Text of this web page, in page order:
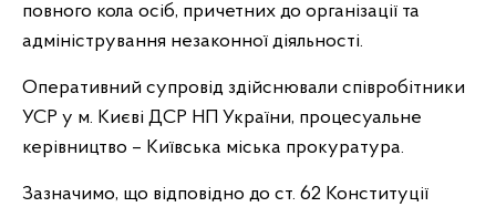
повного кола осіб, причетних до організації та
адміністрування незаконної діяльності.
Оперативний супровід здійснювали співробітники
УСР у м. Києві ДСР НП України, процесуальне
керівництво – Київська міська прокуратура.
Зазначимо, що відповідно до ст. 62 Конституції